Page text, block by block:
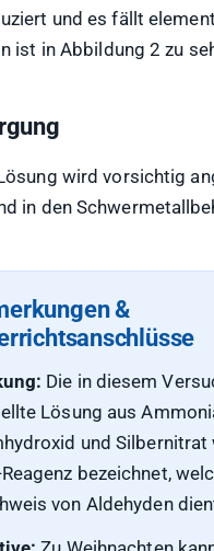
und es fällt
ist in Abbildung 2 zu
wird vorsichtig
in den
&
Die in diesem
Lösung aus
und Silbernitrat
bezeichnet,
von Aldehyden